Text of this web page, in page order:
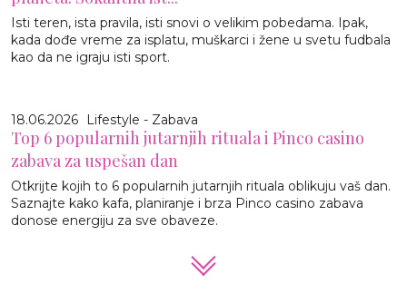
Isti teren, ista pravila, isti snovi o velikim pobedama. Ipak,
kada dođe vreme za isplatu, muškarci i žene u svetu fudbala
kao da ne igraju isti sport.
18.06.2026 Lifestyle - Zabava
Top 6 popularnih jutarnjih rituala i Pinco casino
zabava za uspešan dan
Otkrijte kojih to 6 popularnih jutarnjih rituala oblikuju vaš dan.
Saznajte kako kafa, planiranje i brza Pinco casino zabava
donose energiju za sve obaveze.